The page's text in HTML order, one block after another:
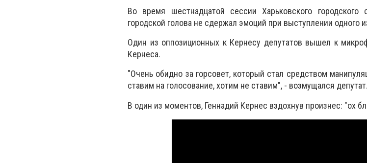
Во время шестнадцатой сессии Харьковского городского
городской голова не сдержал эмоций при выступлении одного
Один из оппозиционных к Кернесу депутатов вышел к
Кернеса.
"Очень обидно за горсовет, который стал средством
ставим на голосование, хотим не ставим", - возмущался депутат.
В один из моментов, Геннадий Кернес вздохнув произнес: "ох